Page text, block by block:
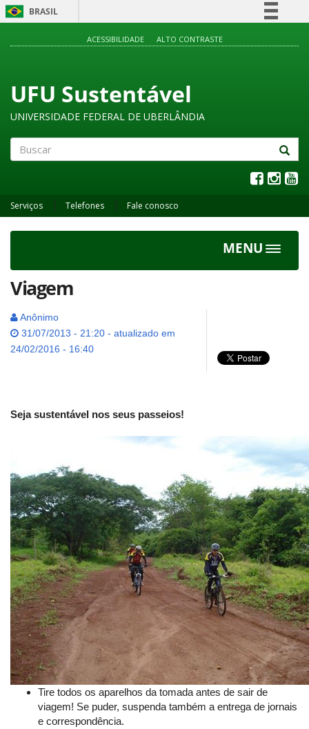
BRASIL
Acesso à informação
Legislação
Canais
ACESSIBILIDADE ALTO CONTRASTE
UFU Sustentável
UNIVERSIDADE FEDERAL DE UBERLÂNDIA
Serviços Telefones Fale conosco
MENU
Toggle
Viagem
Anônimo
31/07/2013 - 21:20 - atualizado em
24/02/2016 - 16:40
Seja sustentável nos seus passeios!
Tire todos os aparelhos da tomada antes de sair de
viagem! Se puder, suspenda também a entrega de jornais
e correspondência.